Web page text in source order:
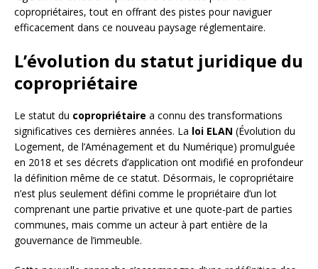
copropriétaires, tout en offrant des pistes pour naviguer
efficacement dans ce nouveau paysage réglementaire.
L’évolution du statut juridique du
copropriétaire
Le statut du copropriétaire a connu des transformations
significatives ces dernières années. La loi ELAN (Évolution du
Logement, de l’Aménagement et du Numérique) promulguée
en 2018 et ses décrets d’application ont modifié en profondeur
la définition même de ce statut. Désormais, le copropriétaire
n’est plus seulement défini comme le propriétaire d’un lot
comprenant une partie privative et une quote-part de parties
communes, mais comme un acteur à part entière de la
gouvernance de l’immeuble.